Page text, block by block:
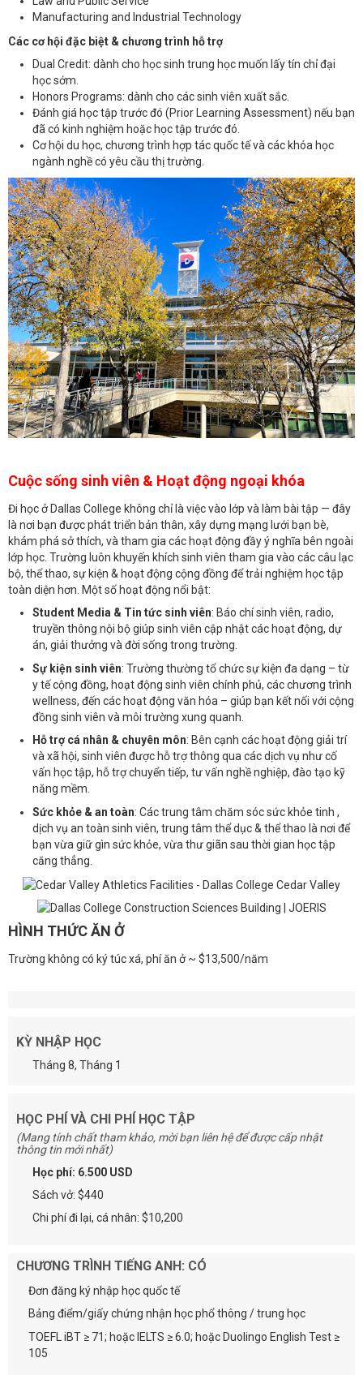
Manufacturing and Industrial Technology
Các cơ hội đặc biệt & chương trình hỗ trợ
Dual Credit: dành cho học sinh trung học muốn lấy tín chỉ đại
học sớm.
Honors Programs: dành cho các sinh viên xuất sắc.
Đánh giá học tập trước đó (Prior Learning Assessment) nếu bạn
đã có kinh nghiệm hoặc học tập trước đó.
Cơ hội du học, chương trình hợp tác quốc tế và các khóa học
ngành nghề có yêu cầu thị trường.
Cuộc sống sinh viên & Hoạt động ngoại khóa
Đi học ở Dallas College không chỉ là việc vào lớp và làm bài tập — đây
là nơi bạn được phát triển bản thân, xây dựng mạng lưới bạn bè,
khám phá sở thích, và tham gia các hoạt động đầy ý nghĩa bên ngoài
lớp học. Trường luôn khuyến khích sinh viên tham gia vào các câu lạc
bộ, thể thao, sự kiện & hoạt động cộng đồng để trải nghiệm học tập
toàn diện hơn. Một số hoạt động nổi bật:
Student Media & Tin tức sinh viên: Báo chí sinh viên, radio,
truyền thông nội bộ giúp sinh viên cập nhật các hoạt động, dự
án, giải thưởng và đời sống trong trường.
Sự kiện sinh viên: Trường thường tổ chức sự kiện đa dạng – từ
y tế cộng đồng, hoạt động sinh viên chính phủ, các chương trình
wellness, đến các hoạt động văn hóa – giúp bạn kết nối với cộng
đồng sinh viên và môi trường xung quanh.
Hỗ trợ cá nhân & chuyên môn: Bên cạnh các hoạt động giải trí
và xã hội, sinh viên được hỗ trợ thông qua các dịch vụ như cố
vấn học tập, hỗ trợ chuyển tiếp, tư vấn nghề nghiệp, đào tạo kỹ
năng mềm.
Sức khỏe & an toàn: Các trung tâm chăm sóc sức khỏe tinh ,
dịch vụ an toàn sinh viên, trung tâm thể dục & thể thao là nơi để
bạn vừa giữ gìn sức khỏe, vừa thư giãn sau thời gian học tập
căng thẳng.
HÌNH THỨC ĂN Ở
Trường không có ký túc xá, phí ăn ở ~ $13,500/năm
KỲ NHẬP HỌC
Tháng 8, Tháng 1
HỌC PHÍ VÀ CHI PHÍ HỌC TẬP
(Mang tính chất tham khảo, mời bạn liên hệ để được cấp nhật
thông tin mới nhất)
Học phí: 6.500 USD
Sách vở: $440
Chi phí đi lại, cá nhân: $10,200
CHƯƠNG TRÌNH TIẾNG ANH: CÓ
Đơn đăng ký nhập học quốc tế
Bảng điểm/giấy chứng nhận học phổ thông / trung học
TOEFL iBT ≥ 71; hoặc IELTS ≥ 6.0; hoặc Duolingo English Test ≥
105